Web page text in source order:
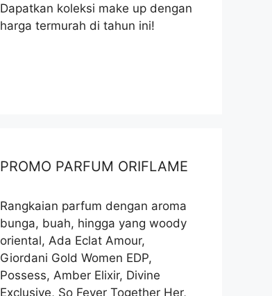
Dapatkan koleksi make up dengan
harga termurah di tahun ini!
PROMO PARFUM ORIFLAME
Rangkaian parfum dengan aroma
bunga, buah, hingga yang woody
oriental, Ada Eclat Amour,
Giordani Gold Women EDP,
Possess, Amber Elixir, Divine
Exclusive, So Fever Together Her,